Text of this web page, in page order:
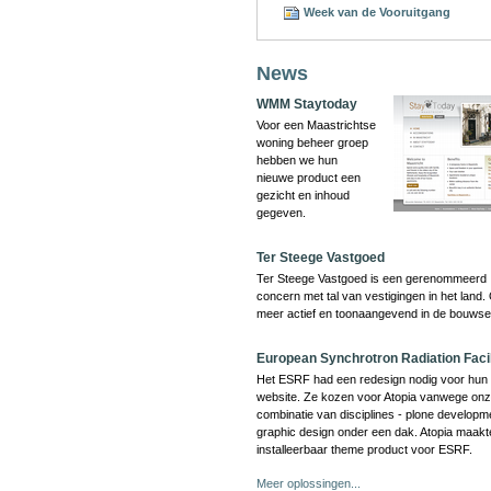
Week van de Vooruitgang
News
WMM Staytoday
Voor een Maastrichtse
woning beheer groep
hebben we hun
nieuwe product een
gezicht en inhoud
gegeven.
Ter Steege Vastgoed
Ter Steege Vastgoed is een gerenommeerd
concern met tal van vestigingen in het land.
meer actief en toonaangevend in de
European Synchrotron Radiation
Het ESRF had een redesign nodig voor hun
website. Ze kozen voor Atopia vanwege
combinatie van disciplines - plone
graphic design onder een dak. Atopia
installeerbaar theme product voor ESRF.
Meer oplossingen...